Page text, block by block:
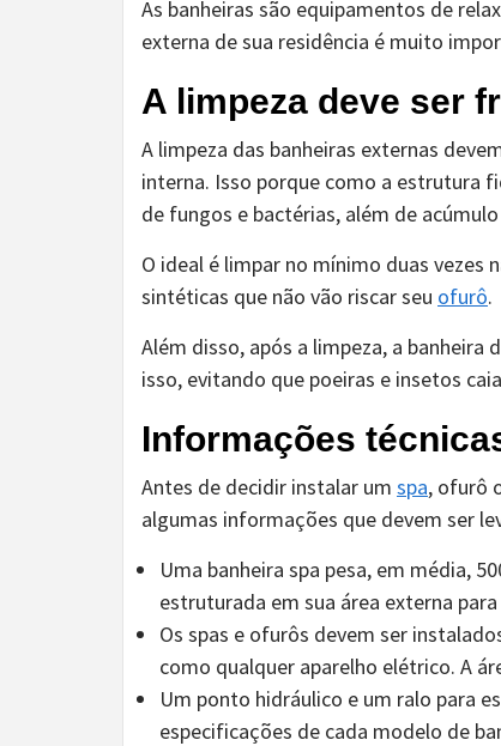
As banheiras são equipamentos de
externa de sua residência é muito
A limpeza deve ser
A limpeza das banheiras externas
interna. Isso porque como a estrutura
de fungos e bactérias, além de
O ideal é limpar no mínimo duas vezes
sintéticas que não vão riscar seu ofurô.
Além disso, após a limpeza, a banheira
isso, evitando que poeiras e insetos
Informações
Antes de decidir instalar um spa, ofurô
algumas informações que devem ser
Uma banheira spa pesa, em média,
estruturada em sua área externa
Os spas e ofurôs devem ser
como qualquer aparelho elétrico. A
Um ponto hidráulico e um ralo para
especificações de cada modelo de